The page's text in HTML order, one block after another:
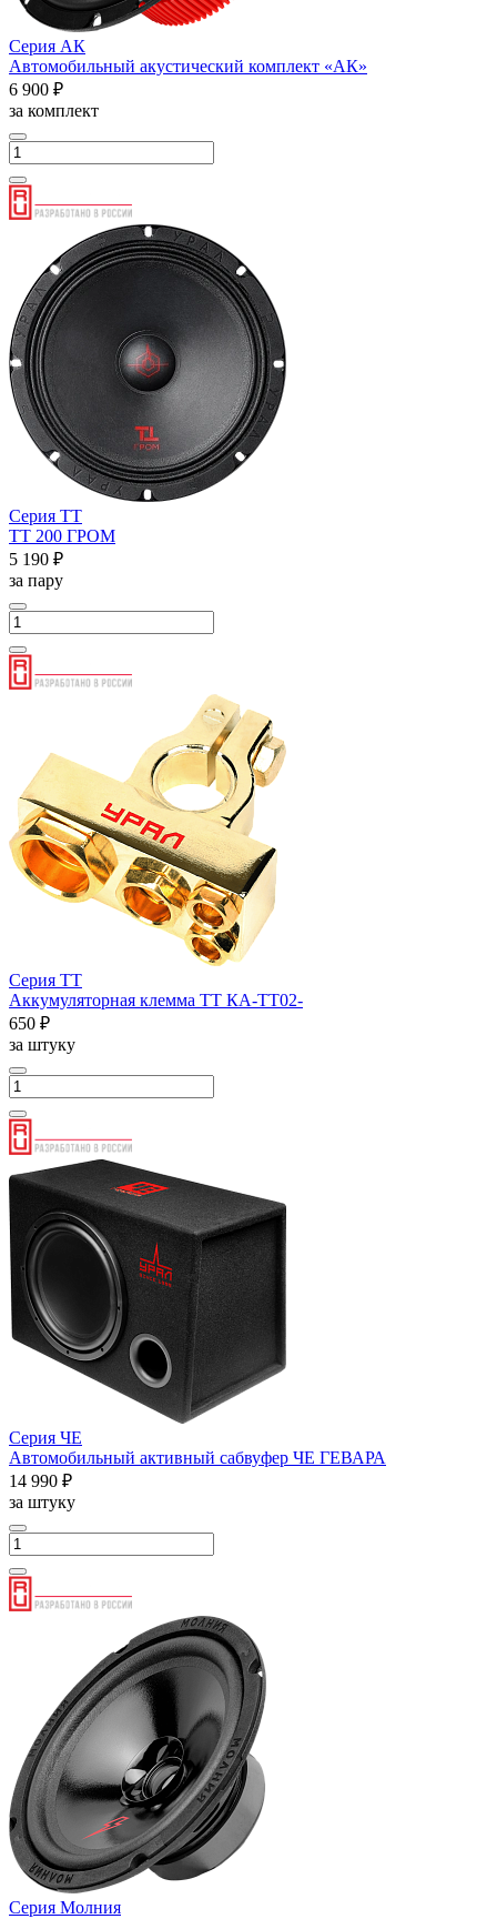
Серия АК
Автомобильный акустический комплект «АК»
6 900 ₽
за комплект
Серия ТТ
ТТ 200 ГРОМ
5 190 ₽
за пару
Серия ТТ
Аккумуляторная клемма ТТ КА-ТТ02-
650 ₽
за штуку
Серия ЧЕ
Автомобильный активный сабвуфер ЧЕ ГЕВАРА
14 990 ₽
за штуку
Серия Молния